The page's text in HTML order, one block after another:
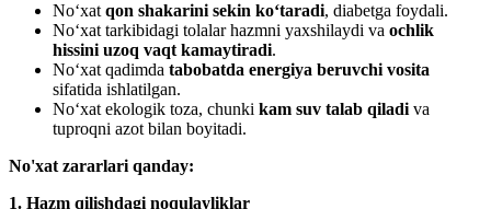
No‘xat qon shakarini sekin ko‘taradi, diabetga foydali.
No‘xat tarkibidagi tolalar hazmni yaxshilaydi va ochlik
hissini uzoq vaqt kamaytiradi.
No‘xat qadimda tabobatda energiya beruvchi vosita
sifatida ishlatilgan.
No‘xat ekologik toza, chunki kam suv talab qiladi va
tuproqni azot bilan boyitadi.
No'xat zararlari qanday:
1. Hazm qilishdagi noqulayliklar